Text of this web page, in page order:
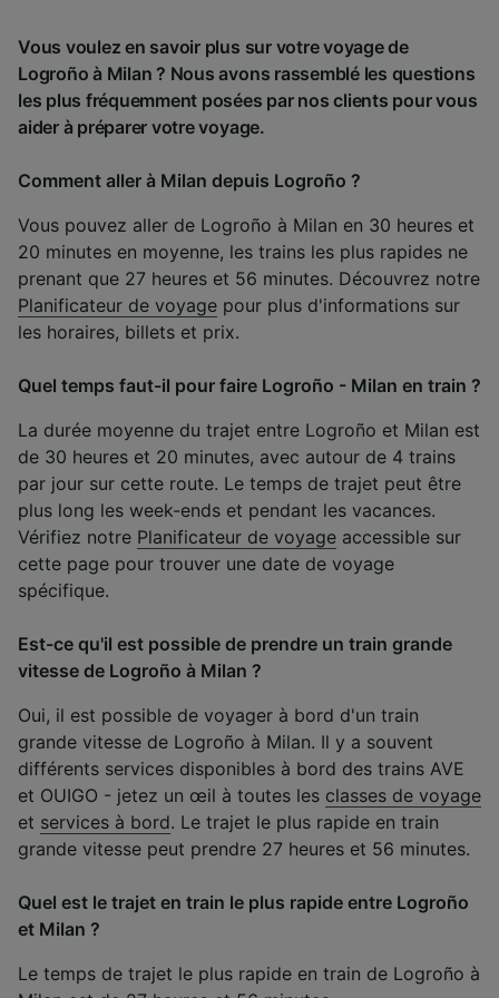
Vous voulez en savoir plus sur votre voyage de
Logroño à Milan ? Nous avons rassemblé les questions
les plus fréquemment posées par nos clients pour vous
aider à préparer votre voyage.
Comment aller à Milan depuis Logroño ?
Vous pouvez aller de Logroño à Milan en 30 heures et
20 minutes en moyenne, les trains les plus rapides ne
prenant que 27 heures et 56 minutes. Découvrez notre
Planificateur de voyage pour plus d'informations sur
les horaires, billets et prix.
Quel temps faut-il pour faire Logroño - Milan en train ?
La durée moyenne du trajet entre Logroño et Milan est
de 30 heures et 20 minutes, avec autour de 4 trains
par jour sur cette route. Le temps de trajet peut être
plus long les week-ends et pendant les vacances.
Vérifiez notre Planificateur de voyage accessible sur
cette page pour trouver une date de voyage
spécifique.
Est-ce qu'il est possible de prendre un train grande
vitesse de Logroño à Milan ?
Oui, il est possible de voyager à bord d'un train
grande vitesse de Logroño à Milan. Il y a souvent
différents services disponibles à bord des trains AVE
et OUIGO - jetez un œil à toutes les classes de voyage
et services à bord. Le trajet le plus rapide en train
grande vitesse peut prendre 27 heures et 56 minutes.
Quel est le trajet en train le plus rapide entre Logroño
et Milan ?
Le temps de trajet le plus rapide en train de Logroño à